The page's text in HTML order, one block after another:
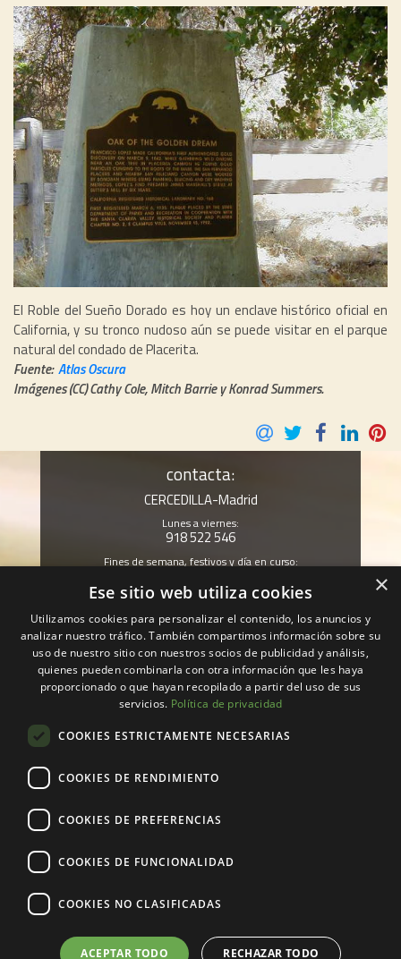
El Roble del Sueño Dorado es hoy un enclave histórico oficial en
California, y su tronco nudoso aún se puede visitar en el parque
natural del condado de Placerita.
Fuente:Atlas Oscura
Imágenes (CC) Cathy Cole, Mitch Barrie y Konrad Summers.
contacta:
CERCEDILLA-Madrid
Lunes a viernes:
918 522 546
Fines de semana, festivos y día en curso:
PELAYOS-Madrid
Lunes a viernes:
918 522 546
Fines de semana, festivos y día en curso:
608 606 802
Fines de semana, festivos y día en curso:
×
Ese sitio web utiliza cookies
Utilizamos cookies para personalizar el contenido, los anuncios y
analizar nuestro tráfico. También compartimos información sobre su
uso de nuestro sitio con nuestros socios de publicidad y análisis,
quienes pueden combinarla con otra información que les haya
proporcionado o que hayan recopilado a partir del uso de sus
servicios. Política de privacidad
COOKIES ESTRICTAMENTE NECESARIAS
COOKIES DE RENDIMIENTO
COOKIES DE PREFERENCIAS
COOKIES DE FUNCIONALIDAD
COOKIES NO CLASIFICADAS
ACEPTAR TODO RECHAZAR TODO